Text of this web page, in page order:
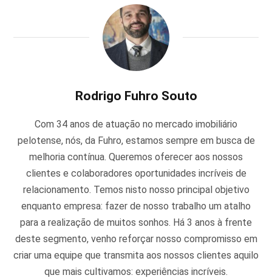
Rodrigo Fuhro Souto
Com 34 anos de atuação no mercado imobiliário
pelotense, nós, da Fuhro, estamos sempre em busca de
melhoria contínua. Queremos oferecer aos nossos
clientes e colaboradores oportunidades incríveis de
relacionamento. Temos nisto nosso principal objetivo
enquanto empresa: fazer de nosso trabalho um atalho
para a realização de muitos sonhos. Há 3 anos à frente
deste segmento, venho reforçar nosso compromisso em
criar uma equipe que transmita aos nossos clientes aquilo
que mais cultivamos: experiências incríveis.